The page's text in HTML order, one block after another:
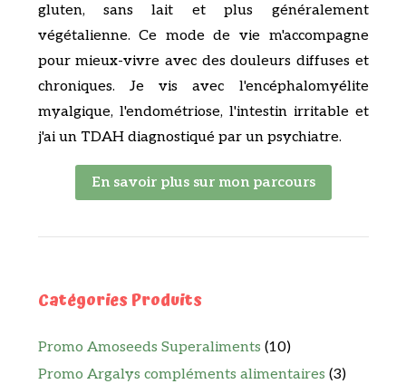
gluten, sans lait et plus généralement
végétalienne. Ce mode de vie m'accompagne
pour mieux-vivre avec des douleurs diffuses et
chroniques. Je vis avec l'encéphalomyélite
myalgique, l'endométriose, l'intestin irritable et
j'ai un TDAH diagnostiqué par un psychiatre.
En savoir plus sur mon parcours
Catégories Produits
Promo Amoseeds Superaliments (10)
Promo Argalys compléments alimentaires (3)